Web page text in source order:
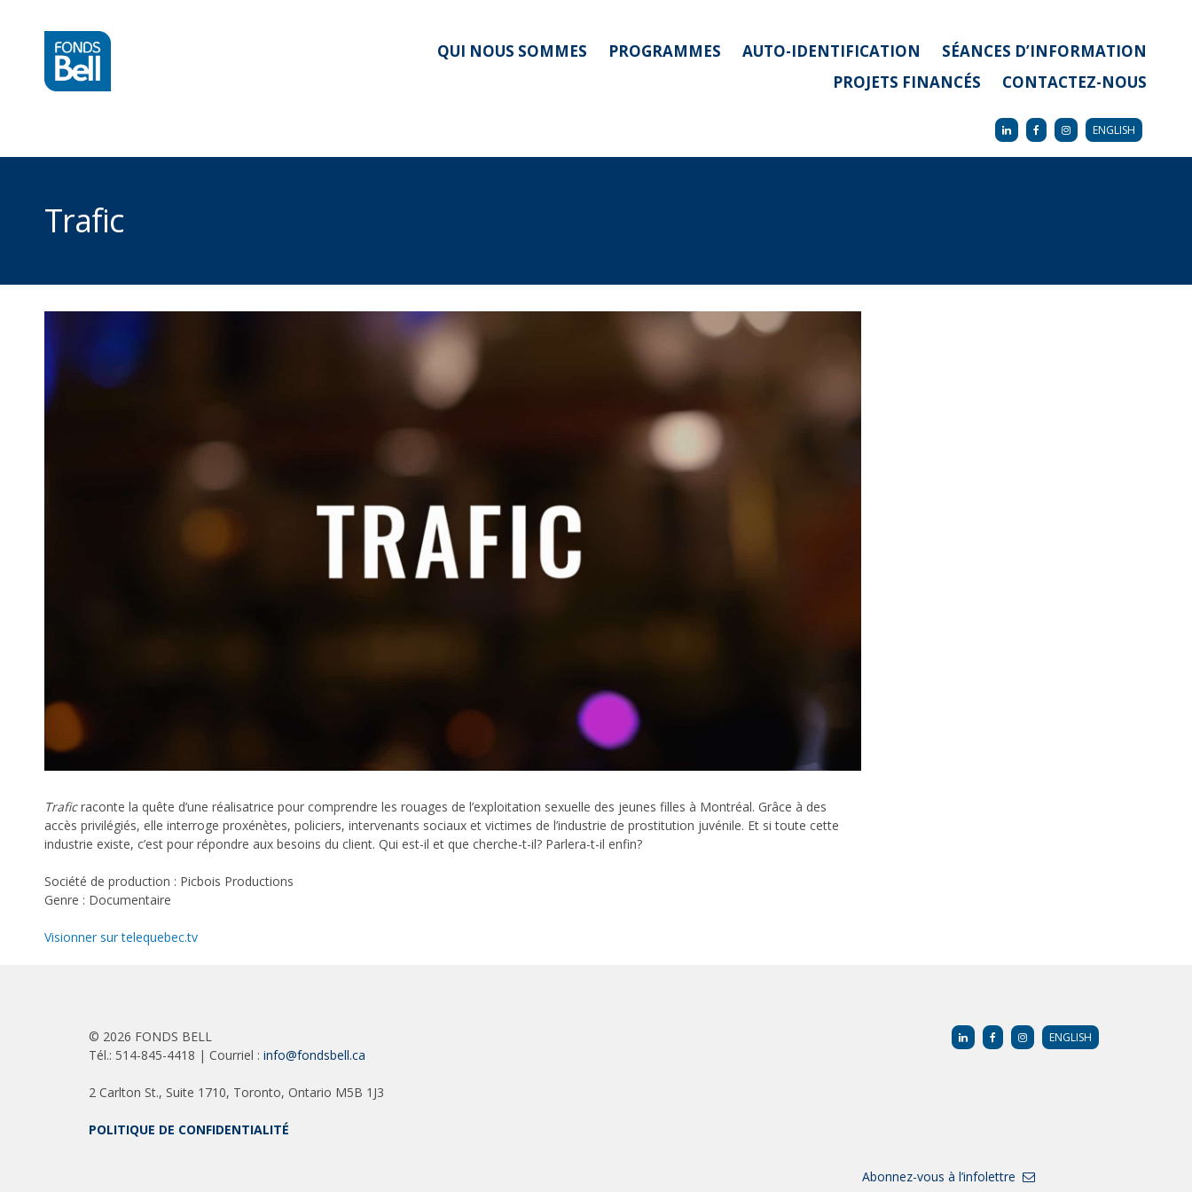
QUI NOUS SOMMES PROGRAMMES AUTO-IDENTIFICATION
SÉANCES D’INFORMATION
PROJETS FINANCÉS
CONTACTEZ-NOUS
ENGLISH
Trafic
Traficraconte la quête d’une réalisatrice pour comprendre les rouages de l’exploitation sexuelle des jeunes filles à Montréal. Grâce à des
accès privilégiés, elle interroge proxénètes, policiers, intervenants sociaux et victimes de l’industrie de prostitution juvénile. Et si toute cette
industrie existe, c’est pour répondre aux besoins du client. Qui est-il et que cherche-t-il? Parlera-t-il enfin?
Société de production : Picbois Productions
Genre : Documentaire
Visionner sur telequebec.tv
Abonnez-vous à l’infolettre
© 2026 FONDS BELL
Tél.: 514-845-4418 | Courriel : info@fondsbell.ca
2 Carlton St., Suite 1710, Toronto, Ontario M5B 1J3
POLITIQUE DE CONFIDENTIALITÉ
ENGLISH